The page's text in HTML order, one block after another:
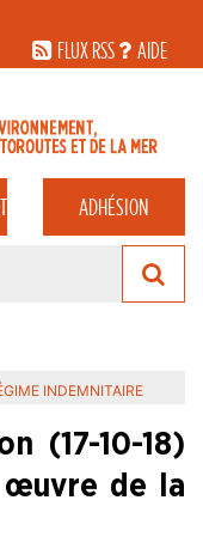
FLUX RSS
AIDE
ADHÉSION
INDEMNITAIRE
(17-10-18)
œuvre de la